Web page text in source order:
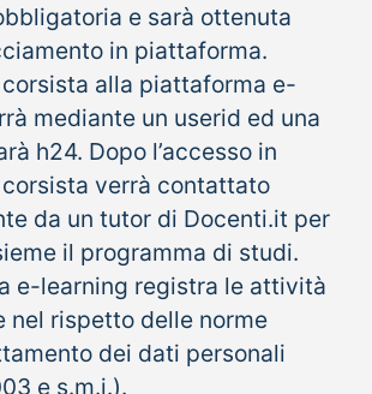
e sarà ottenuta
in piattaforma.
corsista alla piattaforma e-
mediante un userid ed una
h24. Dopo l’accesso in
verrà contattato
da un tutor di Docenti.it per
il programma di studi.
e-learning registra le attività
nel rispetto delle norme
dei dati personali
e s.m.i.).